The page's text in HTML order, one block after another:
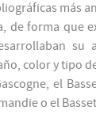
más
de forma que
su
color y tipo
el
o el